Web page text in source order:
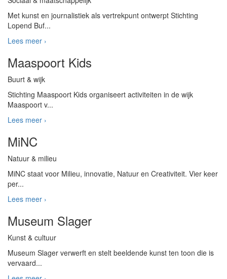
Met kunst en journalistiek als vertrekpunt ontwerpt Stichting
Lopend Buf...
Lees meer ›
Maaspoort Kids
Buurt & wijk
Stichting Maaspoort Kids organiseert activiteiten in de wijk
Maaspoort v...
Lees meer ›
MiNC
Natuur & milieu
MiNC staat voor Milieu, innovatie, Natuur en Creativiteit. Vier keer
per...
Lees meer ›
Museum Slager
Kunst & cultuur
Museum Slager verwerft en stelt beeldende kunst ten toon die is
vervaard...